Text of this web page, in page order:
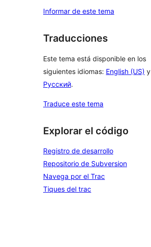
Informar de este tema
Traducciones
Este tema está disponible en los
siguientes idiomas: English (US) y
Русский.
Traduce este tema
Explorar el código
Registro de desarrollo
Repositorio de Subversion
Navega por el Trac
Tiques del trac